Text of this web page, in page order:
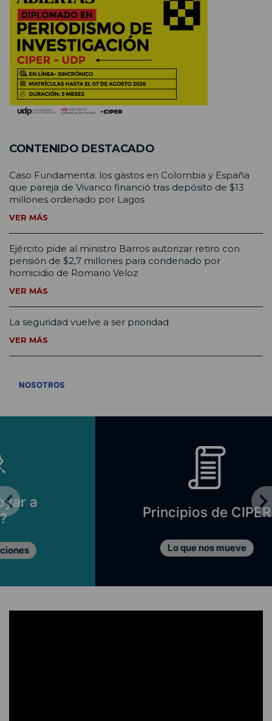
CONTENIDO DESTACADO
Caso Fundamenta: los gastos en Colombia y España
que pareja de Vivanco financió tras depósito de $13
millones ordenado por Lagos
VER MÁS
Ejército pide al ministro Barros autorizar retiro con
pensión de $2,7 millones para condenado por
homicidio de Romario Veloz
VER MÁS
La seguridad vuelve a ser prioridad
VER MÁS
NOSOTROS
Principios de CIPER
Lo que nos mueve